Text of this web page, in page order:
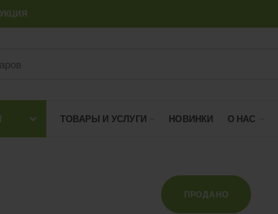
ТОВАРЫ И УСЛУГИ НОВИНКИ О НАС
ПРОДАНО